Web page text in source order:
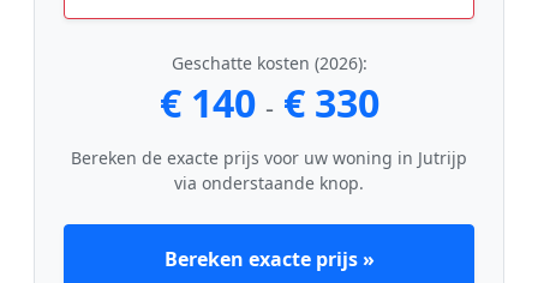
Geschatte kosten (2026):
€ 140 - € 330
Bereken de exacte prijs voor uw woning in Jutrijp
via onderstaande knop.
Bereken exacte prijs »